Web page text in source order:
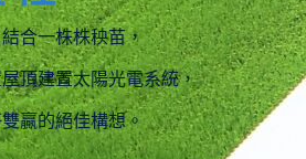
合一株株秧苗，
頂建置太陽光電系統，
贏的絕佳構想。